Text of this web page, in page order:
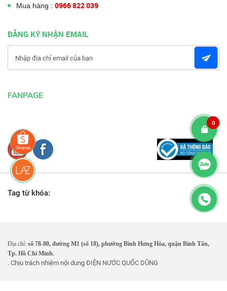
Mua hàng : 0966 822 039
ĐĂNG KÝ NHẬN EMAIL
FANPAGE
Tag từ khóa:
Địa chỉ: số 78-80, đường M1 (số 18), phường Bình Hưng Hòa, quận Bình Tân,
Tp. Hồ Chí Minh.
. Chịu trách nhiệm nội dung ĐIỆN NƯỚC QUỐC DŨNG
0